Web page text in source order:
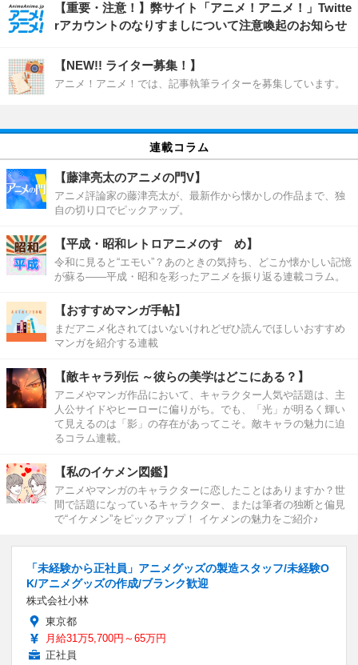
【重要・注意！】弊サイト「アニメ！アニメ！」Twitte
rアカウントのなりすましについて注意喚起のお知らせ
【NEW!! ライター募集！】
アニメ！アニメ！では、記事執筆ライターを募集しています。
連載コラム
【藤津亮太のアニメの門V】
アニメ評論家の藤津亮太が、最新作から懐かしの作品まで、独
自の切り口でピックアップ。
【平成・昭和レトロアニメのすゝめ】
令和に見ると“エモい”？あのときの気持ち、どこか懐かしい記憶
が蘇る――平成・昭和を彩ったアニメを振り返る連載コラム。
【おすすめマンガ手帖】
まだアニメ化されてはいないけれどぜひ読んでほしいおすすめ
マンガを紹介する連載
【敵キャラ列伝 ～彼らの美学はどこにある？】
アニメやマンガ作品において、キャラクター人気や話題は、主
人公サイドやヒーローに偏りがち。でも、「光」が明るく輝い
て見えるのは「影」の存在があってこそ。敵キャラの魅力に迫
るコラム連載。
【私のイケメン図鑑】
アニメやマンガのキャラクターに恋したことはありますか？世
間で話題になっているキャラクター、または筆者の独断と偏見
で“イケメン”をピックアップ！ イケメンの魅力をご紹介♪
「未経験から正社員」アニメグッズの製造スタッフ/未経験O
K/アニメグッズの作成/ブランク歓迎
株式会社小林
東京都
月給31万5,700円～65万円
正社員